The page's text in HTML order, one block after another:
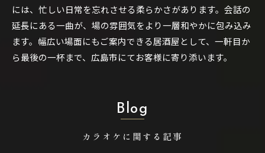
には、忙しい日常を忘れさせる柔らかさがあります。会話の
延長にある一曲が、場の雰囲気をより一層和やかに包み込み
ます。幅広い場面にもご案内できる居酒屋として、一軒目か
ら最後の一杯まで、広島市にてお客様に寄り添います。
Blog
カラオケに関する記事